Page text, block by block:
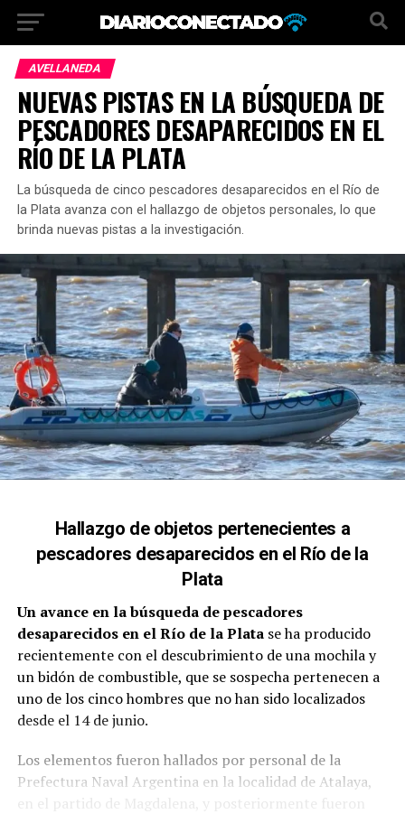
AVELLANEDA
NUEVAS PISTAS EN LA BÚSQUEDA DE
PESCADORES DESAPARECIDOS EN EL
RÍO DE LA PLATA
La búsqueda de cinco pescadores desaparecidos en el Río de
la Plata avanza con el hallazgo de objetos personales, lo que
brinda nuevas pistas a la investigación.
Hallazgo de objetos pertenecientes a
pescadores desaparecidos en el Río de la
Plata
Un avance en la búsqueda de pescadores
desaparecidos en el Río de la Platase ha producido
recientemente con el descubrimiento de una mochila y
un bidón de combustible, que se sospecha pertenecen a
uno de los cinco hombres que no han sido localizados
desde el 14 de junio.
Los elementos fueron hallados por personal de la
Prefectura Naval Argentina en la localidad de Atalaya,